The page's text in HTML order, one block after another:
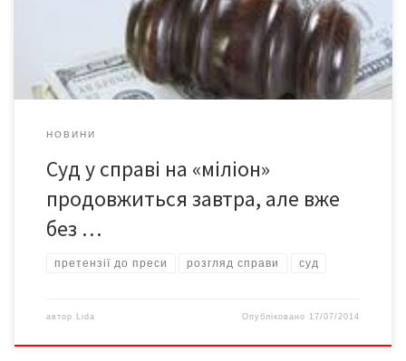
активістів про захист честі, гідності та ділової репутації.
Позивача в суді не було, його адвокат повідомив, […]
НОВИНИ
Суд у справі на «міліон»
продовжиться завтра, але вже
без …
претензії до преси розгляд справи суд
автор Lida Опубліковано 17/07/2014